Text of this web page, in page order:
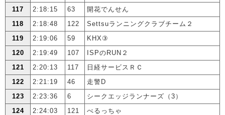
117
2:18:15 63
開花でんせん
118
2:18:48 122
Settsuランニングクラブチーム２
119
2:19:06 59
KHX③
120
2:19:49 107
ISPのRUN２
121
2:20:13 117
日経サービスＲＣ
122
2:21:19 46
走警D
123
2:23:36 6
シークエッジランナーズ（3）
124
2:24:03 121
べるっちゃ